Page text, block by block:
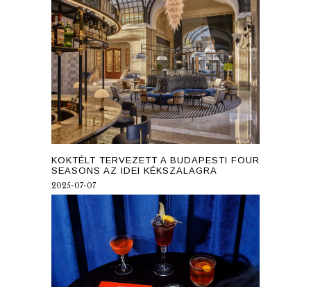
KOKTÉLT TERVEZETT A BUDAPESTI FOUR
SEASONS AZ IDEI KÉKSZALAGRA
2025-07-07